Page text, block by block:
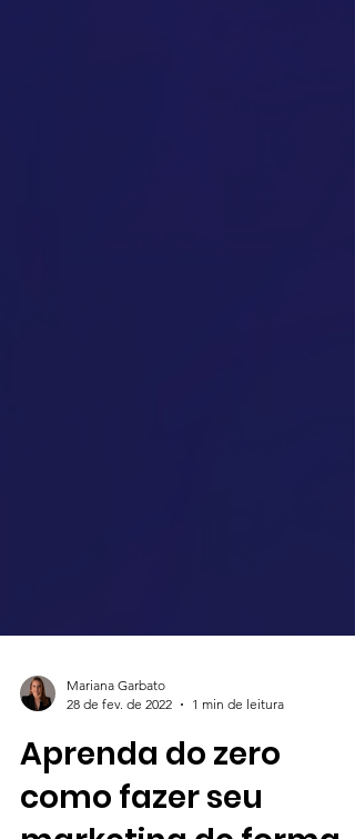
28 de fev. de 2022
1 min de leitura
Aprenda do zero